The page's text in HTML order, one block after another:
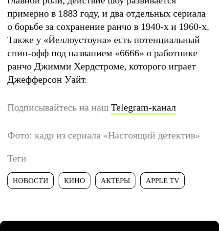
примерно в 1883 году, и два отдельных сериала
о борьбе за сохранение ранчо в 1940-х и 1960-х.
Также у «Йеллоустоуна» есть потенциальный
спин-офф под названием «6666» о работнике
ранчо Джимми Хердстроме, которого играет
Джефферсон Уайт.
Подписывайтесь на наш Telegram-канал
Фото: кадр из сериала «Настоящий детектив»
Теги
НОВОСТИ КИНО АКТЕРЫ APPLE TV